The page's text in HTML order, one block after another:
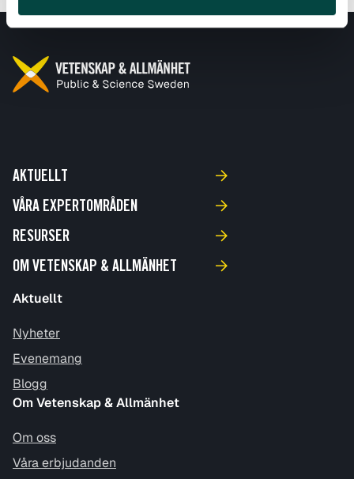
AKTUELLT
VÅRA EXPERTOMRÅDEN
RESURSER
OM VETENSKAP & ALLMÄNHET
Aktuellt
Nyheter
Evenemang
Blogg
Om Vetenskap & Allmänhet
Om oss
Våra erbjudanden